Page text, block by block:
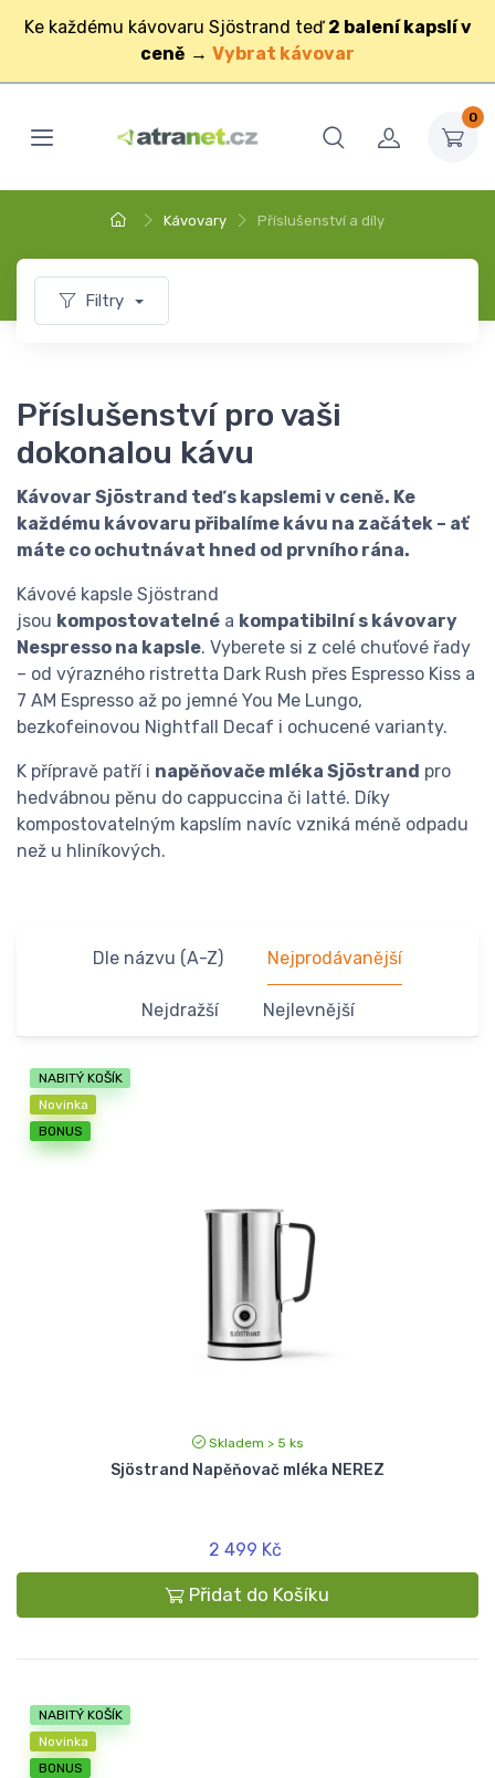
Ke každému kávovaru Sjöstrand teď 2 balení kapslí v
ceně → Vybrat kávovar
0
Kávovary Příslušenství a díly
Filtry
Příslušenství pro vaši
dokonalou kávu
Kávovar Sjöstrand teď s kapslemi v ceně. Ke
každému kávovaru přibalíme kávu na začátek – ať
máte co ochutnávat hned od prvního rána.
Kávové kapsle Sjöstrand
jsou kompostovatelné a kompatibilní s kávovary
Nespresso na kapsle. Vyberete si z celé chuťové řady
– od výrazného ristretta Dark Rush přes Espresso Kiss a
7 AM Espresso až po jemné You Me Lungo,
bezkofeinovou Nightfall Decaf i ochucené varianty.
K přípravě patří i napěňovače mléka Sjöstrand pro
hedvábnou pěnu do cappuccina či latté. Díky
kompostovatelným kapslím navíc vzniká méně odpadu
než u hliníkových.
Dle názvu (A-Z) Nejprodávanější
Nejdražší Nejlevnější
NABITÝ KOŠÍK
Novinka
BONUS
Skladem > 5 ks
Sjöstrand Napěňovač mléka NEREZ
2 499 Kč
Přidat do Košíku
NABITÝ KOŠÍK
Novinka
BONUS